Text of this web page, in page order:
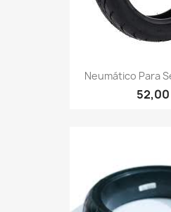
Neumático Para